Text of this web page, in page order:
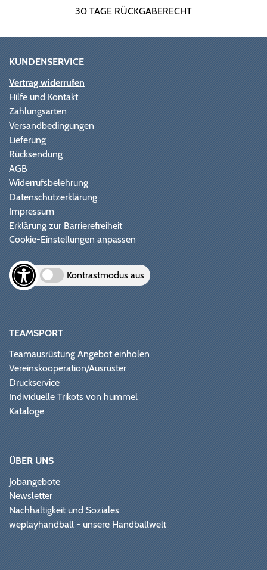
30 TAGE RÜCKGABERECHT
KUNDENSERVICE
Vertrag widerrufen
Hilfe und Kontakt
Zahlungsarten
Versandbedingungen
Lieferung
Rücksendung
AGB
Widerrufsbelehrung
Datenschutzerklärung
Impressum
Erklärung zur Barrierefreiheit
Cookie-Einstellungen anpassen
Kontrastmodus aus
TEAMSPORT
Teamausrüstung Angebot einholen
Vereinskooperation/Ausrüster
Druckservice
Individuelle Trikots von hummel
Kataloge
ÜBER UNS
Jobangebote
Newsletter
Nachhaltigkeit und Soziales
weplayhandball - unsere Handballwelt